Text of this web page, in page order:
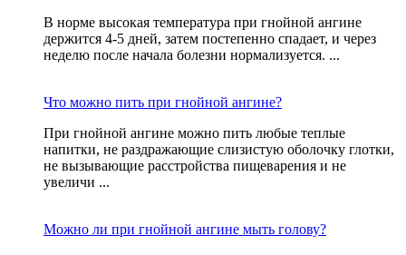
В норме высокая температура при гнойной ангине
держится 4-5 дней, затем постепенно спадает, и через
неделю после начала болезни нормализуется. ...
Что можно пить при гнойной ангине?
При гнойной ангине можно пить любые теплые
напитки, не раздражающие слизистую оболочку глотки,
не вызывающие расстройства пищеварения и не
увеличи ...
Можно ли при гнойной ангине мыть голову?